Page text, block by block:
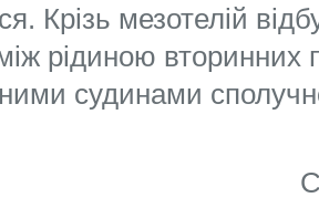
Крізь мезотелій
рідиною вторинних
судинами